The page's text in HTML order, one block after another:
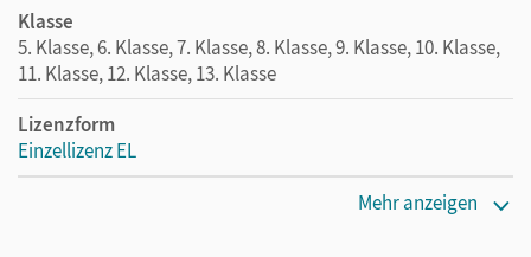
Klasse
5. Klasse, 6. Klasse, 7. Klasse, 8. Klasse, 9. Klasse, 10. Klasse,
11. Klasse, 12. Klasse, 13. Klasse
Lizenzform
Einzellizenz EL
Mehr anzeigen